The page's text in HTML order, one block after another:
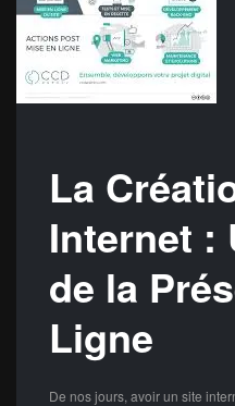
La
Internet :
de la
Ligne
De nos jours, avoir un site